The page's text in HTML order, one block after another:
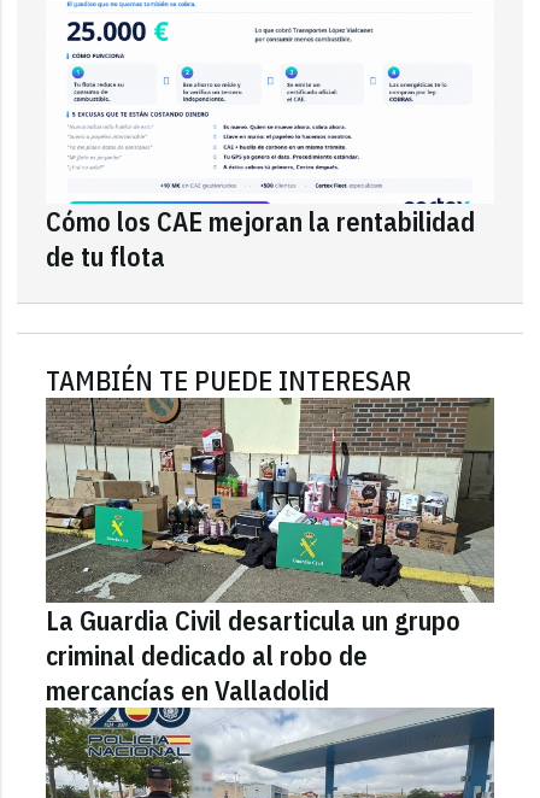
Cómo los CAE mejoran la rentabilidad
de tu flota
TAMBIÉN TE PUEDE INTERESAR
La Guardia Civil desarticula un grupo
criminal dedicado al robo de
mercancías en Valladolid